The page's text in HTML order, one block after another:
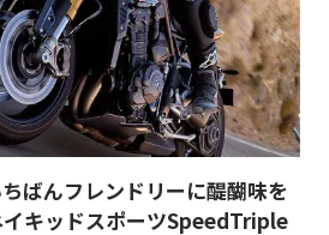
ばんフレンドリーに醍醐味を
キッドスポーツSpeedTriple